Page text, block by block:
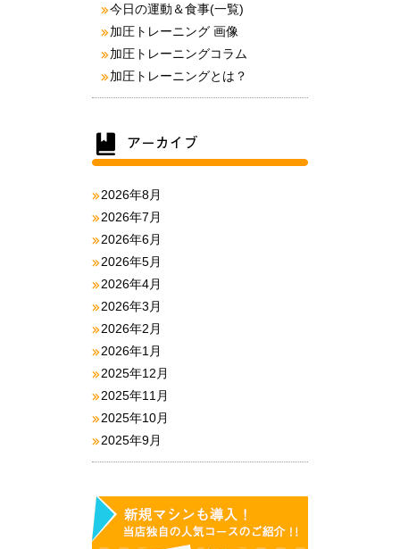
今日の運動＆食事(一覧)
加圧トレーニング 画像
加圧トレーニングコラム
加圧トレーニングとは？
2026年8月
2026年7月
2026年6月
2026年5月
2026年4月
2026年3月
2026年2月
2026年1月
2025年12月
2025年11月
2025年10月
2025年9月